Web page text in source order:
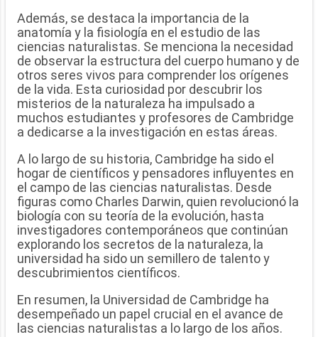
Además, se destaca la importancia de la
anatomía y la fisiología en el estudio de las
ciencias naturalistas. Se menciona la necesidad
de observar la estructura del cuerpo humano y de
otros seres vivos para comprender los orígenes
de la vida. Esta curiosidad por descubrir los
misterios de la naturaleza ha impulsado a
muchos estudiantes y profesores de Cambridge
a dedicarse a la investigación en estas áreas.
A lo largo de su historia, Cambridge ha sido el
hogar de científicos y pensadores influyentes en
el campo de las ciencias naturalistas. Desde
figuras como Charles Darwin, quien revolucionó la
biología con su teoría de la evolución, hasta
investigadores contemporáneos que continúan
explorando los secretos de la naturaleza, la
universidad ha sido un semillero de talento y
descubrimientos científicos.
En resumen, la Universidad de Cambridge ha
desempeñado un papel crucial en el avance de
las ciencias naturalistas a lo largo de los años.